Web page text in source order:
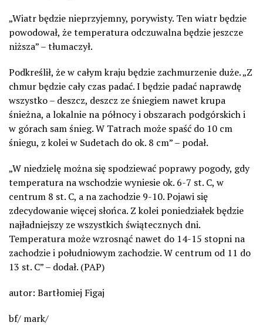
„Wiatr będzie nieprzyjemny, porywisty. Ten wiatr będzie
powodował, że temperatura odczuwalna będzie jeszcze
niższa” – tłumaczył.
Podkreślił, że w całym kraju będzie zachmurzenie duże. „Z
chmur będzie cały czas padać. I będzie padać naprawdę
wszystko – deszcz, deszcz ze śniegiem nawet krupa
śnieżna, a lokalnie na północy i obszarach podgórskich i
w górach sam śnieg. W Tatrach może spaść do 10 cm
śniegu, z kolei w Sudetach do ok. 8 cm” – podał.
„W niedzielę można się spodziewać poprawy pogody, gdy
temperatura na wschodzie wyniesie ok. 6-7 st. C, w
centrum 8 st. C, a na zachodzie 9-10. Pojawi się
zdecydowanie więcej słońca. Z kolei poniedziałek będzie
najładniejszy ze wszystkich świątecznych dni.
Temperatura może wzrosnąć nawet do 14-15 stopni na
zachodzie i południowym zachodzie. W centrum od 11 do
13 st. C” – dodał. (PAP)
autor: Bartłomiej Figaj
bf/ mark/